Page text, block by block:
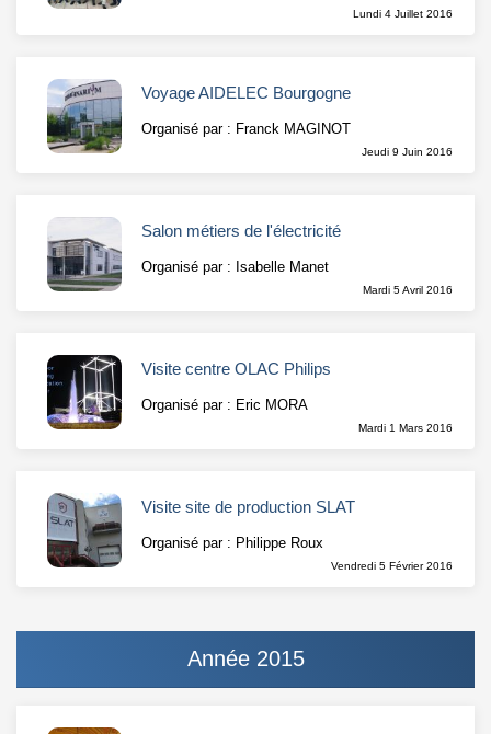
Lundi 4 Juillet 2016
Voyage AIDELEC Bourgogne
Organisé par : Franck MAGINOT
Jeudi 9 Juin 2016
Salon métiers de l'électricité
Organisé par : Isabelle Manet
Mardi 5 Avril 2016
Visite centre OLAC Philips
Organisé par : Eric MORA
Mardi 1 Mars 2016
Visite site de production SLAT
Organisé par : Philippe Roux
Vendredi 5 Février 2016
Année 2015